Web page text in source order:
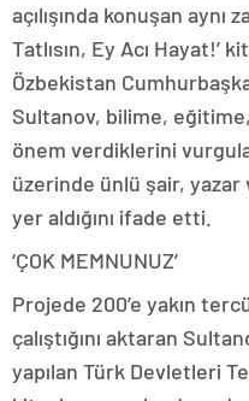
açılışında konuşan aynı
Tatlısın, Ey Acı Hayat!’
Özbekistan
Sultanov, bilime,
önem verdiklerini
üzerinde ünlü şair, yazar
yer aldığını ifade etti.
‘ÇOK MEMNUNUZ’
Projede 200’e yakın
çalıştığını aktaran
yapılan Türk Devletleri